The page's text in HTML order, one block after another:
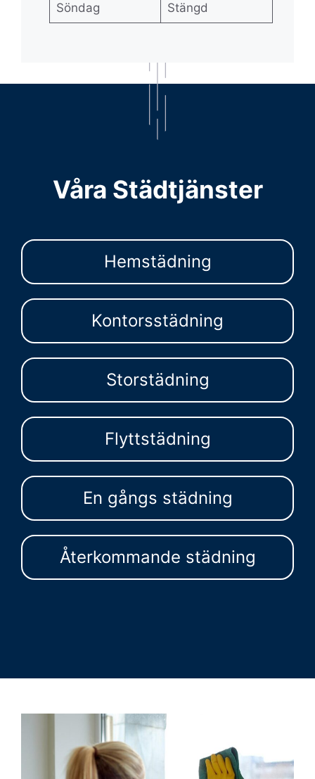
Söndag Stängd
Våra Städtjänster
Hemstädning
Kontorsstädning
Storstädning
Flyttstädning
En gångs städning
Återkommande städning